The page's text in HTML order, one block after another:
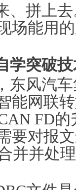
、拼上
场能用
学突破
东风汽
能网联
FD
要对报
并并处